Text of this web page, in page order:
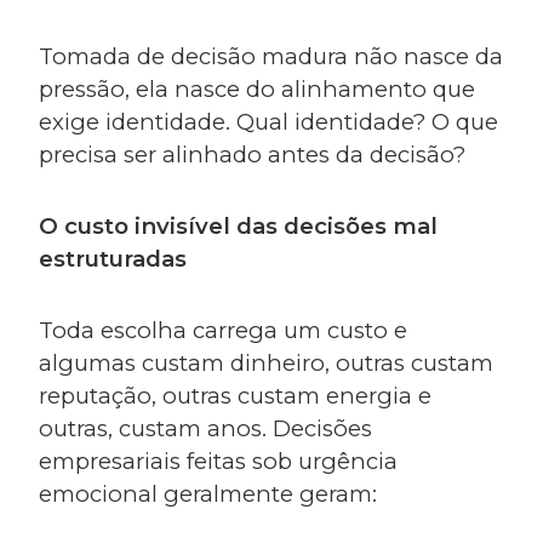
Tomada de decisão madura não nasce da
pressão, ela nasce do alinhamento que
exige identidade. Qual identidade? O que
precisa ser alinhado antes da decisão?
O custo invisível das decisões mal
estruturadas
Toda escolha carrega um custo e
algumas custam dinheiro, outras custam
reputação, outras custam energia e
outras, custam anos. Decisões
empresariais feitas sob urgência
emocional geralmente geram: